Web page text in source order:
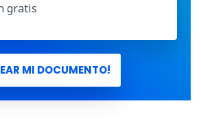
gratis
MI DOCUMENTO!